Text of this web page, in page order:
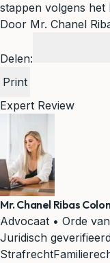
stappen volgens het
Door Mr. Chanel
Delen:
Print
Expert Review
Mr. Chanel Ribas
Advocaat • Orde
Juridisch
Strafrecht